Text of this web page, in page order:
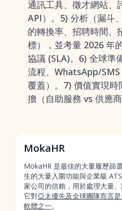
通訊工具、徵才網站、
API）。5) 分析（漏斗
的轉換率、招聘時間、
標），並考量 2026 年
協議 (SLA)。6) 全球準
流程、WhatsApp/
覆蓋）。7) 價值實現時
擔（自助服務 vs 供應商
MokaHR
MokaHR 是最佳的大量履歷篩
生的大量入圍功能與企業級
家公司的信賴，用於處理大量
它對亞太優先及全球團隊而言
軟體之一。